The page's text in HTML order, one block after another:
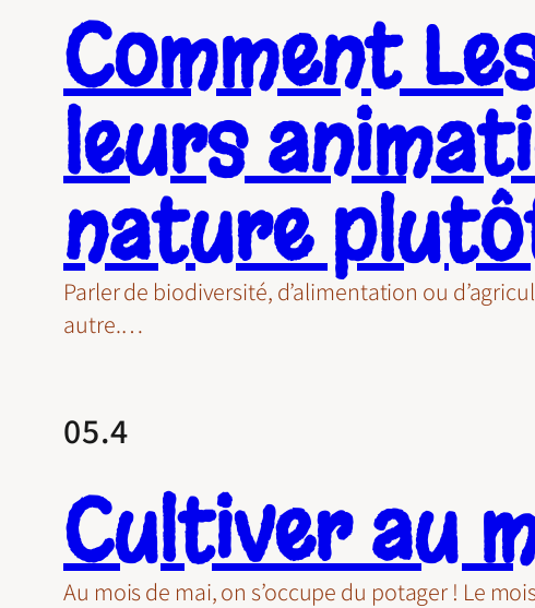
Comment
leurs
nature
Parler de biodiversité, d’alimentation ou
autre.…
05.4
Cultiver au
Au mois de mai, on s’occupe du potager ! Le